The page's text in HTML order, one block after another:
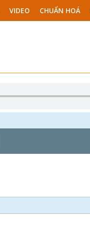
VIDEO CHUẨN HOÁ